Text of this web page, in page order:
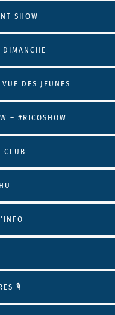
SHOW
DIMANCHE
DES JEUNES
– #RICOSHOW
CLUB
🎙